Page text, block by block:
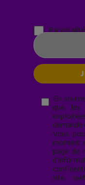
En
que les
Vous
moment
page de
site